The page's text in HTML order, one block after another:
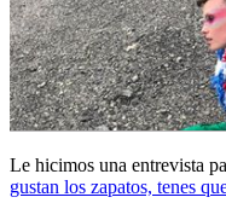
Le hicimos una entrevista
gustan los zapatos, tenes